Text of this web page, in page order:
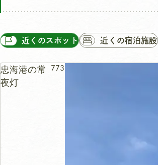
近くのスポット 近くの宿泊施設
忠海港の常
夜灯
773m